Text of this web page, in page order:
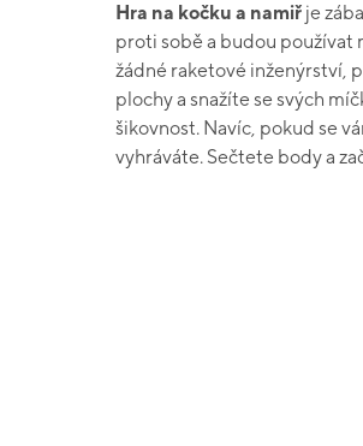
Hra na kočku a namiř je
proti sobě a budou používat
žádné raketové inženýrství,
plochy a snažíte se svých
šikovnost. Navíc, pokud se
vyhráváte. Sečtete body a